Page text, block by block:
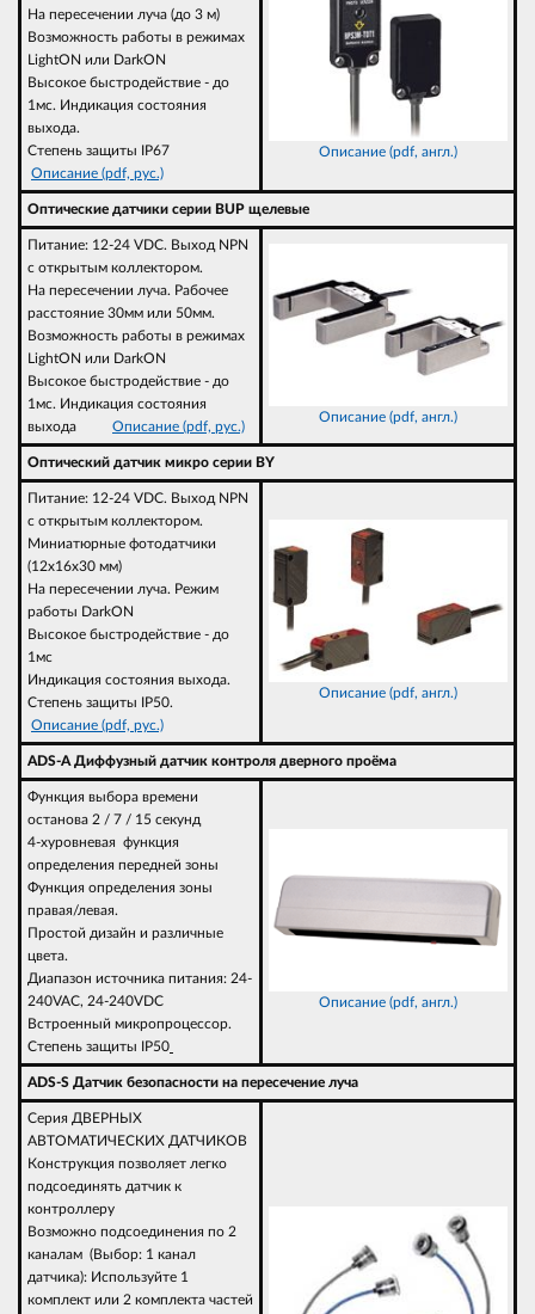
На пересечении луча (до 3 м)
Возможность работы в режимах
LightON или DarkON
Высокое быстродействие - до
1мс. Индикация состояния
выхода.
Степень защиты IP67
Описание (pdf, рус.)
Описание (pdf, англ.)
Оптические датчики серии BUP щелевые
Питание: 12-24 VDC. Выход NPN
с открытым коллектором.
На пересечении луча. Рабочее
расстояние 30мм или 50мм.
Возможность работы в режимах
LightON или DarkON
Высокое быстродействие - до
1мс. Индикация состояния
выхода Описание (pdf, рус.)
Описание (pdf, англ.)
Оптический датчик микро серии BY
Питание: 12-24 VDC. Выход NPN
с открытым коллектором.
Миниатюрные фотодатчики
(12х16х30 мм)
На пересечении луча. Режим
работы DarkON
Высокое быстродействие - до
1мс
Индикация состояния выхода.
Степень защиты IP50.
Описание (pdf, рус.)
Описание (pdf, англ.)
ADS-A Диффузный датчик контроля дверного проёма
Функция выбора времени
останова 2 / 7 / 15 секунд
4-хуровневая функция
определения передней зоны
Функция определения зоны
правая/левая.
Простой дизайн и различные
цвета.
Диапазон источника питания: 24-
240VAC, 24-240VDC
Встроенный микропроцессор.
Степень защиты IP50
Описание (pdf, англ.)
ADS-S Датчик безопасности на пересечение луча
Серия ДВЕРНЫХ
АВТОМАТИЧЕСКИХ ДАТЧИКОВ
Конструкция позволяет легко
подсоединять датчик к
контроллеру
Возможно подсоединения по 2
каналам (Выбор: 1 канал
датчика): Используйте 1
комплект или 2 комплекта частей